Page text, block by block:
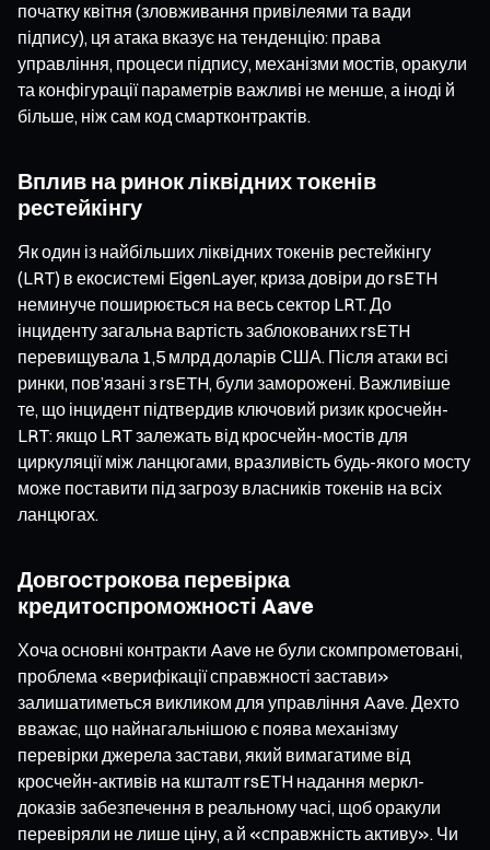
початку квітня (зловживання привілеями та вади
підпису), ця атака вказує на тенденцію: права
управління, процеси підпису, механізми мостів, оракули
та конфігурації параметрів важливі не менше, а іноді й
більше, ніж сам код смартконтрактів.
Вплив на ринок ліквідних токенів
рестейкінгу
Як один із найбільших ліквідних токенів рестейкінгу
(LRT) в екосистемі EigenLayer, криза довіри до rsETH
неминуче поширюється на весь сектор LRT. До
інциденту загальна вартість заблокованих rsETH
перевищувала 1,5 млрд доларів США. Після атаки всі
ринки, пов’язані з rsETH, були заморожені. Важливіше
те, що інцидент підтвердив ключовий ризик кросчейн-
LRT: якщо LRT залежать від кросчейн-мостів для
циркуляції між ланцюгами, вразливість будь-якого мосту
може поставити під загрозу власників токенів на всіх
ланцюгах.
Довгострокова перевірка
кредитоспроможності Aave
Хоча основні контракти Aave не були скомпрометовані,
проблема «верифікації справжності застави»
залишатиметься викликом для управління Aave. Дехто
вважає, що найнагальнішою є поява механізму
перевірки джерела застави, який вимагатиме від
кросчейн-активів на кшталт rsETH надання меркл-
доказів забезпечення в реальному часі, щоб оракули
перевіряли не лише ціну, а й «справжність активу». Чи